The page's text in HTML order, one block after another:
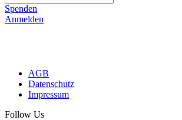
Spenden
Anmelden
AGB
Datenschutz
Impressum
Follow Us